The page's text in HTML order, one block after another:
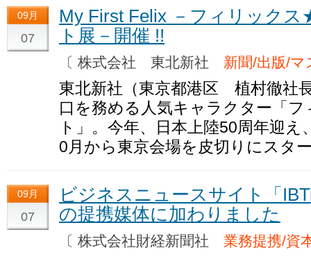
09月
07
My First Felix －フィリック
ト展－開催 !!
〔 株式会社 東北新社 新聞/出版/マ
東北新社（東京都港区 植村徹社
口を務める人気キャラクター「
ト」。今年、日本上陸50周年迎
0月から東京会場を皮切りにスタ
09月
07
ビジネスニュースサイト「
の提携媒体に加わりました
〔 株式会社財経新聞社 業務提携/資